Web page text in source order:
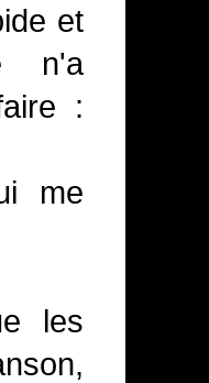
et
n'a
:
me
les